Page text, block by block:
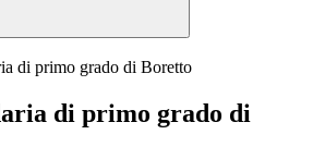
di primo grado di Boretto
di primo grado di